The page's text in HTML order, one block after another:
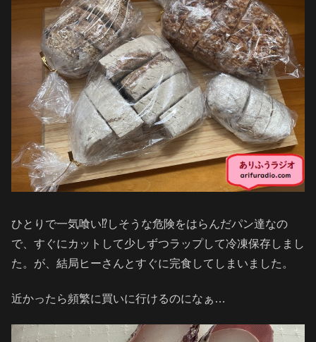
ひとりで一気喰い⁉️しそうな危険をはらんだパン達なの
で、すぐにカットして少しずつラップして冷凍保存しまし
た。が、結局ヒーさんとすぐに完食してしまいました。
近かったら頻繁に買いに行けるのになぁ…